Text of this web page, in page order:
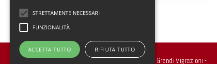
Copyright 2022 © all rights reserved. - Centro Studi Grandi Migrazioni -
STRETTAMENTE NECESSARI
FUNZIONALITÀ
ACCETTA TUTTO RIFIUTA TUTTO